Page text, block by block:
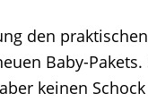
den
Baby-
keinen